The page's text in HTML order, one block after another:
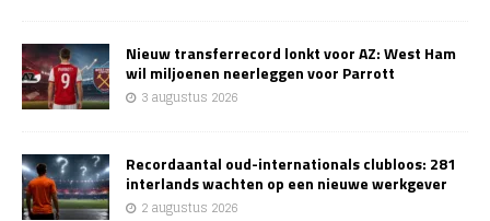
Nieuw transferrecord lonkt voor AZ: West Ham
wil miljoenen neerleggen voor Parrott
3 augustus 2026
Recordaantal oud-internationals clubloos: 281
interlands wachten op een nieuwe werkgever
2 augustus 2026